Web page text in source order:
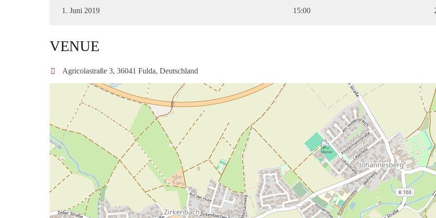
1. Juni 2019 15:00
VENUE
Agricolastraße 3, 36041 Fulda, Deutschland